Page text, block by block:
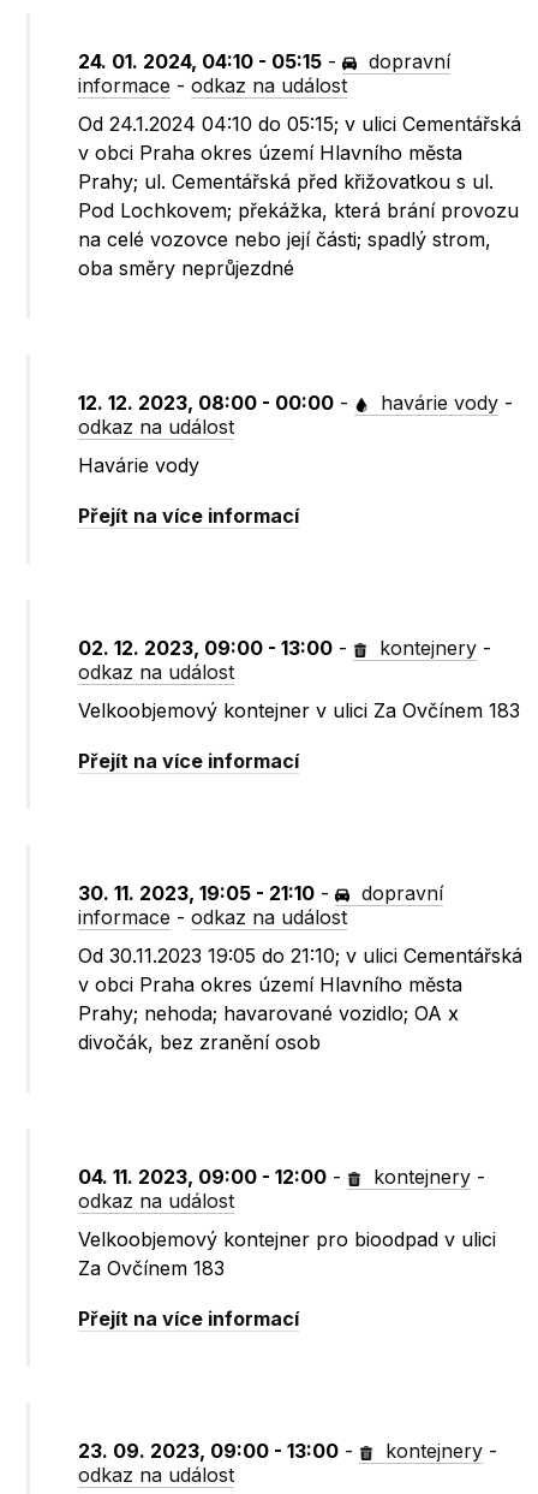
24. 01. 2024, 04:10 - 05:15 -
dopravní
informace -odkaz na událost
Od 24.1.2024 04:10 do 05:15; v ulici Cementářská
v obci Praha okres území Hlavního města
Prahy; ul. Cementářská před křižovatkou s ul.
Pod Lochkovem; překážka, která brání provozu
na celé vozovce nebo její části; spadlý strom,
oba směry neprůjezdné
12. 12. 2023, 08:00 - 00:00 - havárie vody -
odkaz na událost
Havárie vody
Přejít na více informací
02. 12. 2023, 09:00 - 13:00 - kontejnery -
odkaz na událost
Velkoobjemový kontejner v ulici Za Ovčínem 183
Přejít na více informací
30. 11. 2023, 19:05 - 21:10 -
dopravní
informace -odkaz na událost
Od 30.11.2023 19:05 do 21:10; v ulici Cementářská
v obci Praha okres území Hlavního města
Prahy; nehoda; havarované vozidlo; OA x
divočák, bez zranění osob
04. 11. 2023, 09:00 - 12:00 - kontejnery -
odkaz na událost
Velkoobjemový kontejner pro bioodpad v ulici
Za Ovčínem 183
Přejít na více informací
23. 09. 2023, 09:00 - 13:00 - kontejnery -
odkaz na událost